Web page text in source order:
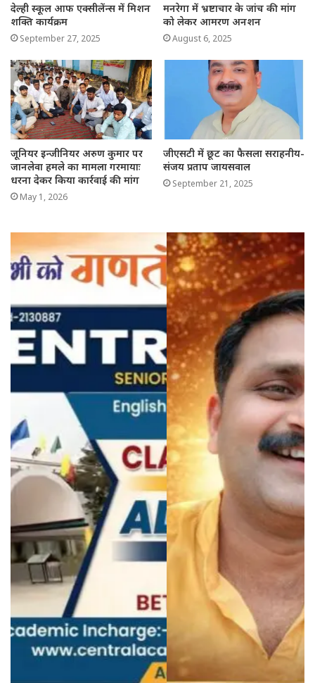
देल्ही स्कूल आफ एक्सीलेंन्स में मिशन
शक्ति कार्यक्रम
September 27, 2025
मनरेगा में भ्रष्टाचार के जांच की मांग
को लेकर आमरण अनशन
August 6, 2025
जूनियर इन्जीनियर अरुण कुमार पर
जानलेवा हमले का मामला गरमायाः
धरना देकर किया कार्रवाई की मांग
May 1, 2026
जीएसटी में छूट का फैसला सराहनीय-
संजय प्रताप जायसवाल
September 21, 2025